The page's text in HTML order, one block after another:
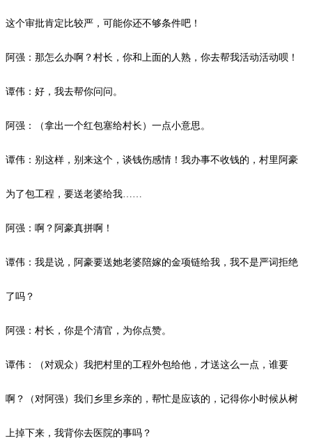
这个审批肯定比较严，可能你还不够条件吧！
阿强：那怎么办啊？村长，你和上面的人熟，你去帮我活动活动呗！
谭伟：好，我去帮你问问。
阿强：（拿出一个红包塞给村长）一点小意思。
谭伟：别这样，别来这个，谈钱伤感情！我办事不收钱的，村里阿豪
为了包工程，要送老婆给我
阿强：啊？阿豪真拼啊！
谭伟：我是说，阿豪要送她老婆陪嫁的金项链给我，我不是严词拒绝
了吗？
阿强：村长，你是个清官，为你点赞。
谭伟：（对观众）我把村里的工程外包给他，才送这么一点，谁要
啊？（对阿强）我们乡里乡亲的，帮忙是应该的，记得你小时候从树
上掉下来，我背你去医院的事吗？